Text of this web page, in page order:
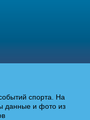
спорта. На
данные и фото из